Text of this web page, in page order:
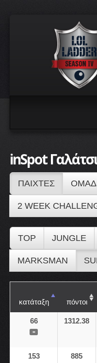
inSpot
ΠΑΙΧΤΕΣ
2 WEEK
TOP JUNGLE
MARKSMAN
κατάταξη πόντοι
66
=
1312.38
153 885